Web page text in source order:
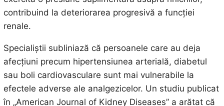
contribuind la deteriorarea progresivă a funcției
renale.
Specialiștii subliniază că persoanele care au deja
afecțiuni precum hipertensiunea arterială, diabetul
sau boli cardiovasculare sunt mai vulnerabile la
efectele adverse ale analgezicelor. Un studiu publicat
în „American Journal of Kidney Diseases” a arătat că